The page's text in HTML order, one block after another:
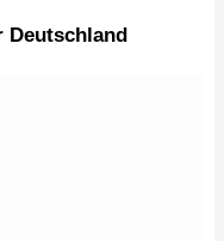
Deutschland